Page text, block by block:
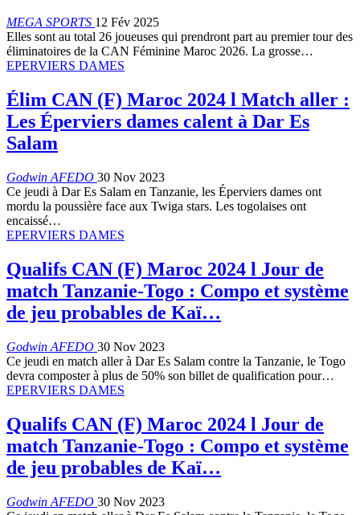
MEGA SPORTS 12 Fév 2025
Elles sont au total 26 joueuses qui prendront part au premier tour des
éliminatoires de la CAN Féminine Maroc 2026. La grosse…
EPERVIERS DAMES
Élim CAN (F) Maroc 2024 l Match aller :
Les Éperviers dames calent à Dar Es
Salam
Godwin AFEDO 30 Nov 2023
Ce jeudi à Dar Es Salam en Tanzanie, les Éperviers dames ont
mordu la poussière face aux Twiga stars. Les togolaises ont
encaissé…
EPERVIERS DAMES
Qualifs CAN (F) Maroc 2024 l Jour de
match Tanzanie-Togo : Compo et système
de jeu probables de Kaï…
Godwin AFEDO 30 Nov 2023
Ce jeudi en match aller à Dar Es Salam contre la Tanzanie, le Togo
devra composter à plus de 50% son billet de qualification pour…
EPERVIERS DAMES
Qualifs CAN (F) Maroc 2024 l Jour de
match Tanzanie-Togo : Compo et système
de jeu probables de Kaï…
Godwin AFEDO 30 Nov 2023